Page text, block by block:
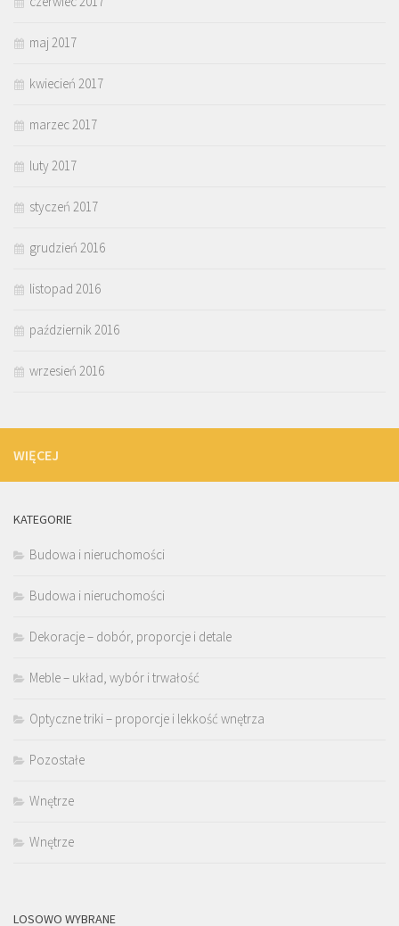
maj 2017
kwiecień 2017
marzec 2017
luty 2017
styczeń 2017
grudzień 2016
listopad 2016
październik 2016
wrzesień 2016
WIĘCEJ
KATEGORIE
Budowa i nieruchomości
Budowa i nieruchomości
Dekoracje – dobór, proporcje i detale
Meble – układ, wybór i trwałość
Optyczne triki – proporcje i lekkość wnętrza
Pozostałe
Wnętrze
Wnętrze
LOSOWO WYBRANE